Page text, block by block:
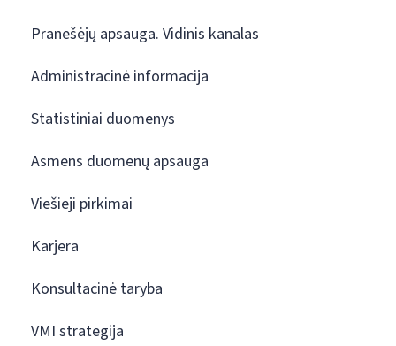
Pranešėjų apsauga. Vidinis kanalas
Administracinė informacija
Statistiniai duomenys
Asmens duomenų apsauga
Viešieji pirkimai
Karjera
Konsultacinė taryba
VMI strategija